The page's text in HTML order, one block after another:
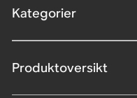
Kategorier
Produktoversikt